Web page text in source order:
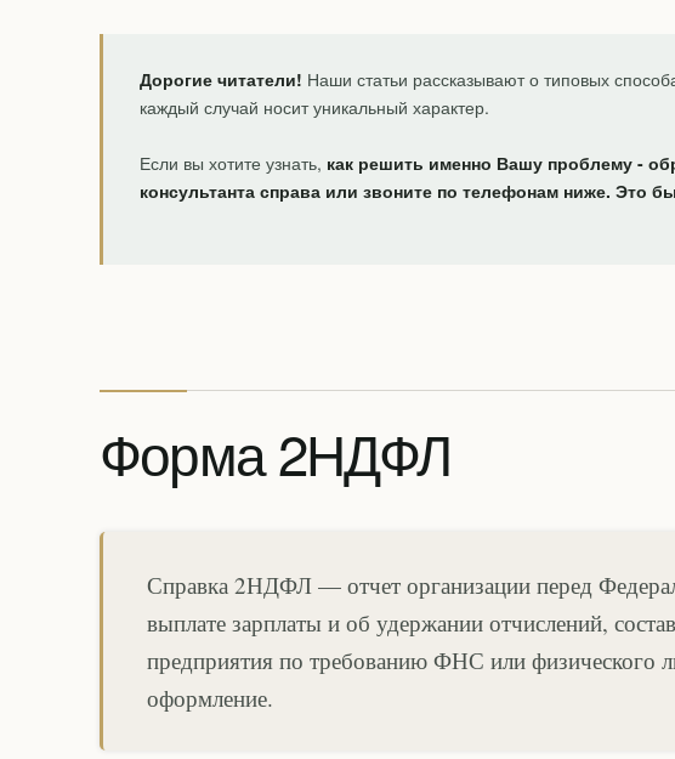
Дорогие читатели! Наши статьи рассказывают о типовых
каждый случай носит уникальный характер.
Если вы хотите узнать, как решить именно Вашу проблему -
консультанта справа или звоните по телефонам ниже. Это
Форма 2НДФЛ
Справка 2НДФЛ — отчет организации перед
выплате зарплаты и об удержании отчислений,
предприятия по требованию ФНС или физического
оформление.